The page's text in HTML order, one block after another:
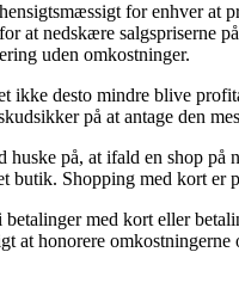
for enhver at
at nedskære salgspriserne
uden omkostninger.
ikke desto mindre blive
på at antage den
huske på, at ifald en shop på
butik. Shopping med kort er
med kort eller
at honorere omkostningerne